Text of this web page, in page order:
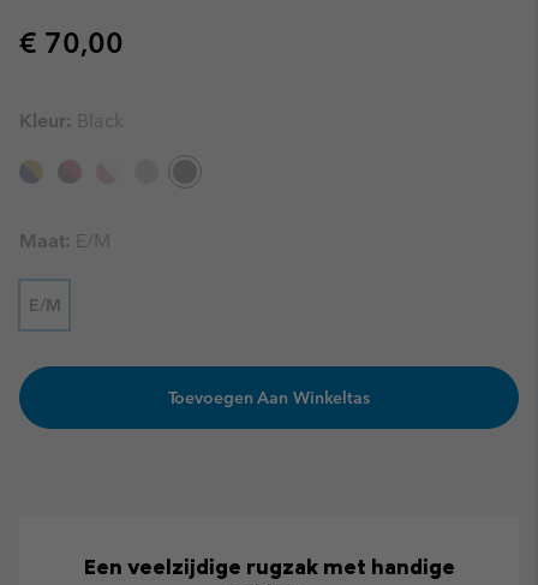
Regular price:
€ 70,00
Kleur: Black
Maat: E/M
E/M
Toevoegen Aan Winkeltas
Een veelzijdige rugzak met handige